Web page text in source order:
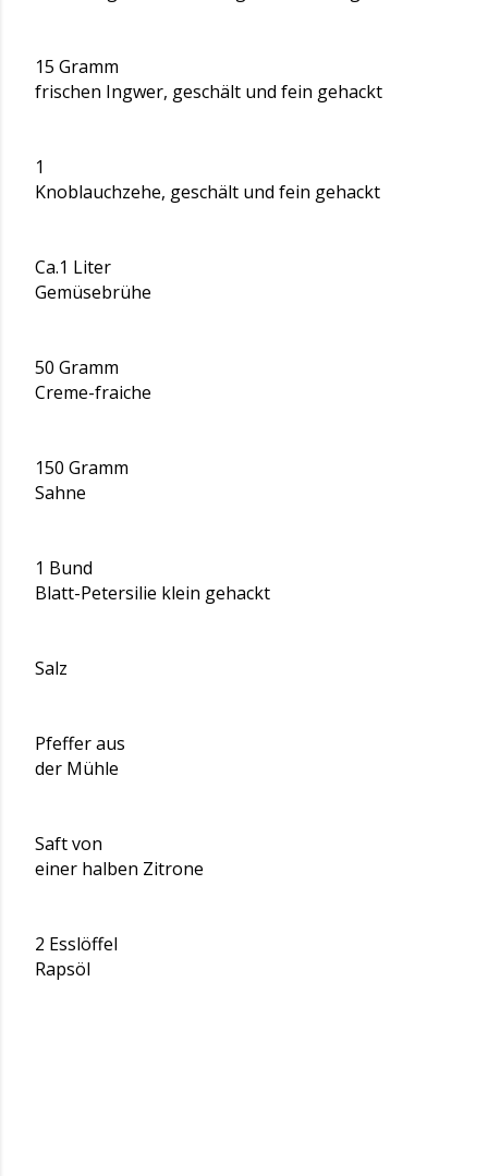
15 Gramm
frischen Ingwer, geschält und fein gehackt
1
Knoblauchzehe, geschält und fein gehackt
Ca.1 Liter
Gemüsebrühe
50 Gramm
Creme-fraiche
150 Gramm
Sahne
1 Bund
Blatt-Petersilie klein gehackt
Salz
Pfeffer aus
der Mühle
Saft von
einer halben Zitrone
2 Esslöffel
Rapsöl